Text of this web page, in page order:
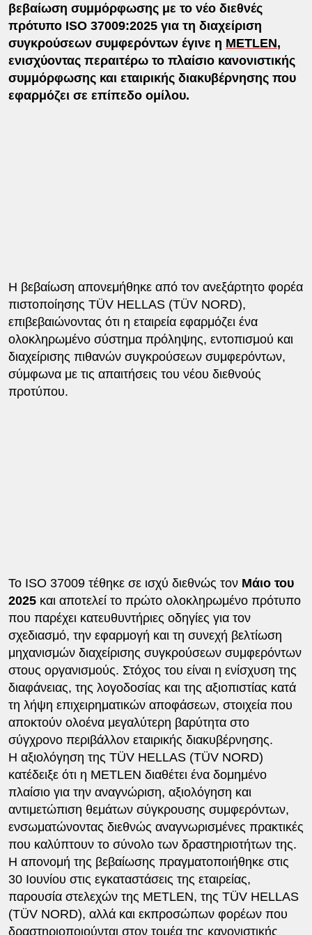
βεβαίωση συμμόρφωσης με το νέο διεθνές
πρότυπο ISO 37009:2025 για τη διαχείριση
συγκρούσεων συμφερόντων έγινε η METLEN,
ενισχύοντας περαιτέρω το πλαίσιο κανονιστικής
συμμόρφωσης και εταιρικής διακυβέρνησης που
εφαρμόζει σε επίπεδο ομίλου.
Η βεβαίωση απονεμήθηκε από τον ανεξάρτητο φορέα
πιστοποίησης TÜV HELLAS (TÜV NORD),
επιβεβαιώνοντας ότι η εταιρεία εφαρμόζει ένα
ολοκληρωμένο σύστημα πρόληψης, εντοπισμού και
διαχείρισης πιθανών συγκρούσεων συμφερόντων,
σύμφωνα με τις απαιτήσεις του νέου διεθνούς
προτύπου.
Το ISO 37009 τέθηκε σε ισχύ διεθνώς τον Μάιο του
2025και αποτελεί το πρώτο ολοκληρωμένο πρότυπο
που παρέχει κατευθυντήριες οδηγίες για τον
σχεδιασμό, την εφαρμογή και τη συνεχή βελτίωση
μηχανισμών διαχείρισης συγκρούσεων συμφερόντων
στους οργανισμούς. Στόχος του είναι η ενίσχυση της
διαφάνειας, της λογοδοσίας και της αξιοπιστίας κατά
τη λήψη επιχειρηματικών αποφάσεων, στοιχεία που
αποκτούν ολοένα μεγαλύτερη βαρύτητα στο
σύγχρονο περιβάλλον εταιρικής διακυβέρνησης.
Η αξιολόγηση της TÜV HELLAS (TÜV NORD)
κατέδειξε ότι η METLEN διαθέτει ένα δομημένο
πλαίσιο για την αναγνώριση, αξιολόγηση και
αντιμετώπιση θεμάτων σύγκρουσης συμφερόντων,
ενσωματώνοντας διεθνώς αναγνωρισμένες πρακτικές
που καλύπτουν το σύνολο των δραστηριοτήτων της.
Η απονομή της βεβαίωσης πραγματοποιήθηκε στις
30 Ιουνίου στις εγκαταστάσεις της εταιρείας,
παρουσία στελεχών της METLEN, της TÜV HELLAS
(TÜV NORD), αλλά και εκπροσώπων φορέων που
δραστηριοποιούνται στον τομέα της κανονιστικής